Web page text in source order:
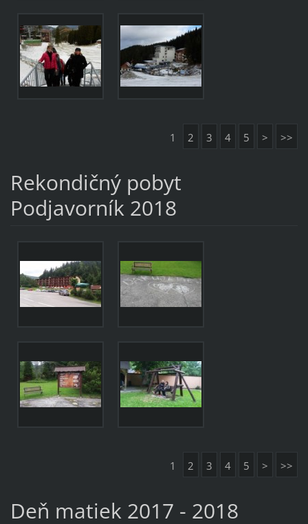
1 2 3 4 5 > >>
Rekondičný pobyt
Podjavorník 2018
1 2 3 4 5 > >>
Deň matiek 2017 - 2018